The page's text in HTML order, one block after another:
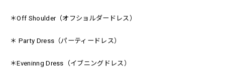
＊Off Shoulder（オフショルダードレス）
＊ Party Dress（パーティードレス）
＊Eveninng Dress（イブニングドレス）